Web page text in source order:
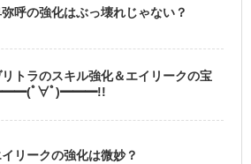
弥呼の強化はぶっ壊れじゃない？
リトラのスキル強化＆エイリークの宝
━━━(ﾟ∀ﾟ)━━━!!
イリークの強化は微妙？